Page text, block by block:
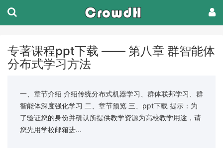
专著课程ppt下载 —— 第八章 群智能体
分布式学习方法
一、章节介绍 介绍传统分布式机器学习、群体联邦学习、群
智能体深度强化学习 二、章节预览 三、ppt下载 提示：为
了验证您的身份并确认所提供教学资源为高校教学用途，请
您先用学校邮箱进...